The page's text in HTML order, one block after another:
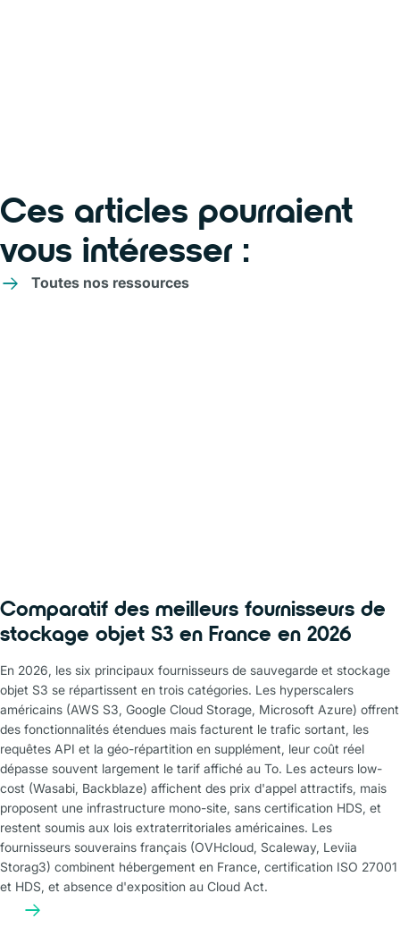
Ces articles pourraient
vous intéresser :
Toutes nos ressources
Comparatif des meilleurs fournisseurs de
stockage objet S3 en France en 2026
En 2026, les six principaux fournisseurs de sauvegarde et stockage
objet S3 se répartissent en trois catégories. Les hyperscalers
américains (AWS S3, Google Cloud Storage, Microsoft Azure) offrent
des fonctionnalités étendues mais facturent le trafic sortant, les
requêtes API et la géo-répartition en supplément, leur coût réel
dépasse souvent largement le tarif affiché au To. Les acteurs low-
cost (Wasabi, Backblaze) affichent des prix d'appel attractifs, mais
proposent une infrastructure mono-site, sans certification HDS, et
restent soumis aux lois extraterritoriales américaines. Les
fournisseurs souverains français (OVHcloud, Scaleway, Leviia
Storag3) combinent hébergement en France, certification ISO 27001
et HDS, et absence d'exposition au Cloud Act.